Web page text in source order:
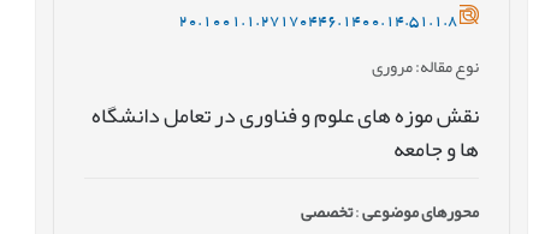
20.1001.1.27170446.1400.14.51.1.8
نوع مقاله: مروری
نقش موزه های علوم و فناوری در تعامل دانشگاه
ها و جامعه
محورهای موضوعی:تخصصی